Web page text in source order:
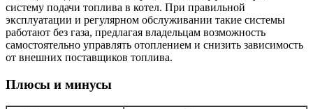
систему подачи топлива в котел. При правильной
эксплуатации и регулярном обслуживании такие системы
работают без газа, предлагая владельцам возможность
самостоятельно управлять отоплением и снизить зависимость
от внешних поставщиков топлива.
Плюсы и минусы